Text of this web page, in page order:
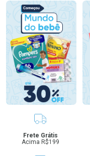
Benefícios
Frete Grátis
Acima R$199